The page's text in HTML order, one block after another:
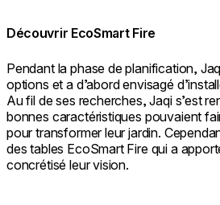
Découvrir EcoSmart Fire
Pendant la phase de planification,
options et a d’abord envisagé
Au fil de ses recherches, Jaqi s’est
bonnes caractéristiques pouvaient
pour transformer leur jardin.
des tables EcoSmart Fire qui a
concrétisé leur vision.